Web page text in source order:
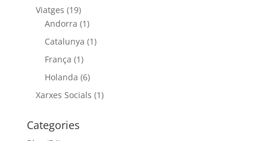
Viatges (19)
Andorra (1)
Catalunya (1)
França (1)
Holanda (6)
Xarxes Socials (1)
Categories